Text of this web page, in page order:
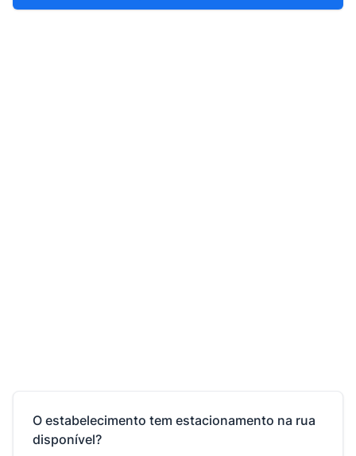
O estabelecimento tem estacionamento na rua
disponível?